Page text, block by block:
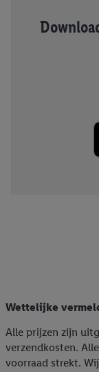
Wettelijke
Alle prijzen zijn
verzendkosten.
voorraad strekt.